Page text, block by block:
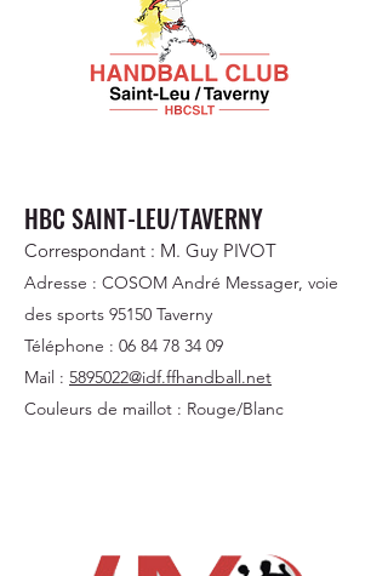
HBC SAINT-LEU/TAVERNY
Correspondant : M. Guy PIVOT
Adresse : COSOM André Messager, voie
des sports 95150 Taverny
Téléphone : 06 84 78 34 09
Mail : 5895022@idf.ffhandball.net
Couleurs de maillot : Rouge/Blanc